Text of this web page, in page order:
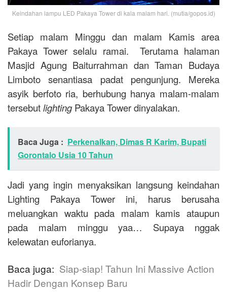
Keindahan lampu LED Pakaya Tower di kala malam hari. (mutia/gopos.id)
Setiap malam Minggu dan malam Kamis area
Pakaya Tower selalu ramai. Terutama halaman
Masjid Agung Baiturrahman dan Taman Budaya
Limboto senantiasa padat pengunjung. Mereka
asyik berfoto ria, berhubung hanya malam-malam
tersebutlightingPakaya Tower dinyalakan.
Baca Juga : Perkenalkan, Dimas R Karim, Bupati
Gorontalo Usia 10 Tahun
Jadi yang ingin menyaksikan langsung keindahan
Lighting Pakaya Tower ini, harus berusaha
meluangkan waktu pada malam kamis ataupun
pada malam minggu yaa… Supaya nggak
kelewatan euforianya.
Baca juga: Siap-siap! Tahun Ini Massive Action
Hadir Dengan Konsep Baru